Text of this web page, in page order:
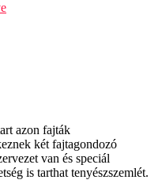
azon fajták
két fajtagondozó
van és speciál
is tarthat tenyészszemlét.